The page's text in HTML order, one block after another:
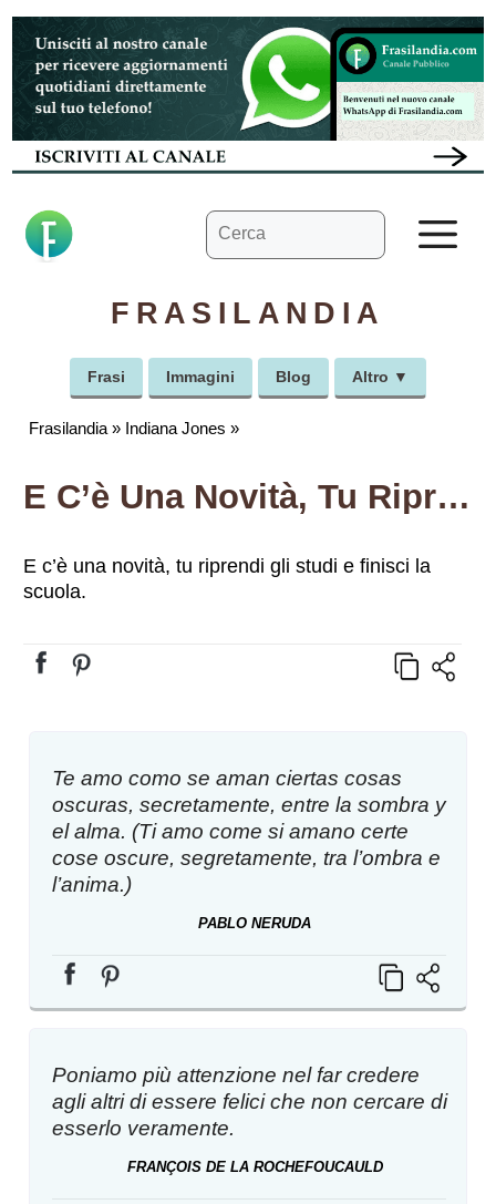
Vai
contenuto
Ricerca
per:
FRASILANDIA
Frasi Immagini Blog Altro ▼
Frasilandia » Indiana Jones »
E C’è Una Novità, Tu Riprendi Gli Studi E Finisci La Scuola.
E c’è una novità, tu riprendi gli studi e finisci la
scuola.
Te amo como se aman ciertas cosas
oscuras, secretamente, entre la sombra y
el alma. (Ti amo come si amano certe
cose oscure, segretamente, tra l’ombra e
l’anima.)
PABLO NERUDA
Poniamo più attenzione nel far credere
agli altri di essere felici che non cercare di
esserlo veramente.
FRANÇOIS DE LA ROCHEFOUCAULD